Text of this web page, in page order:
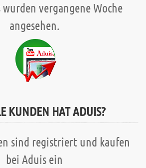
vergangene Woche
angesehen.
KUNDEN HAT ADUIS?
sind registriert und kaufen
bei Aduis ein